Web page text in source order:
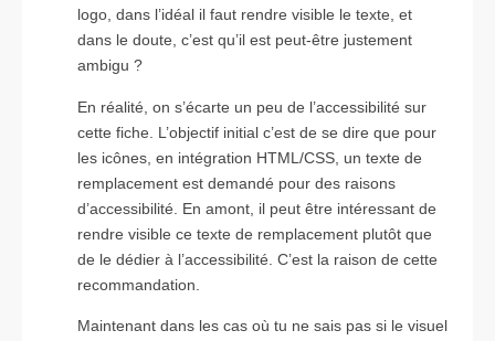
logo, dans l’idéal il faut rendre visible le texte, et
dans le doute, c’est qu’il est peut-être justement
ambigu ?
En réalité, on s’écarte un peu de l’accessibilité sur
cette fiche. L’objectif initial c’est de se dire que pour
les icônes, en intégration HTML/CSS, un texte de
remplacement est demandé pour des raisons
d’accessibilité. En amont, il peut être intéressant de
rendre visible ce texte de remplacement plutôt que
de le dédier à l’accessibilité. C’est la raison de cette
recommandation.
Maintenant dans les cas où tu ne sais pas si le visuel